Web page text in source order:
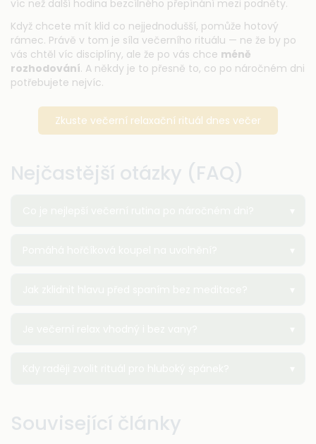
víc než další hodina bezcílného přepínání mezi podněty.
Když chcete mít klid co nejjednodušší, pomůže hotový
rámec. Právě v tom je síla večerního rituálu — ne že by po
vás chtěl víc disciplíny, ale že po vás chce méně
rozhodování. A někdy je to přesně to, co po náročném dni
potřebujete nejvíc.
Zkuste večerní relaxační rituál dnes večer
Nejčastější otázky (FAQ)
Související články